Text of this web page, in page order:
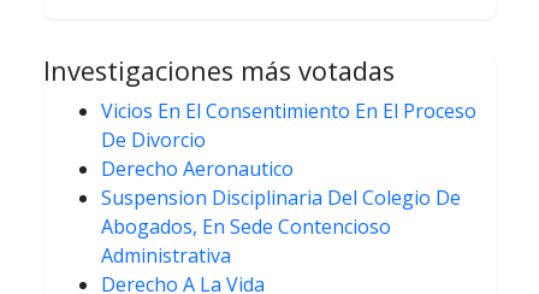
Investigaciones más votadas
Vicios En El Consentimiento En El Proceso
De Divorcio
Derecho Aeronautico
Suspension Disciplinaria Del Colegio De
Abogados, En Sede Contencioso
Administrativa
Derecho A La Vida